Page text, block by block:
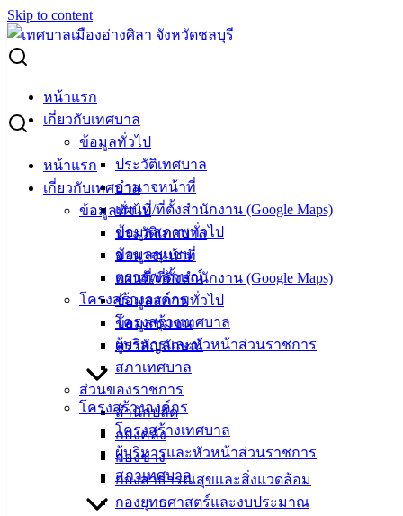
Skip to content
หน้าแรก
เกี่ยวกับเทศบาล
ข้อมูลทั่วไป
ประวัติเทศบาล
อำนาจหน้าที่
แผนที่/ที่ตั้งสำนักงาน (Google Maps)
ข้อมูลสภาพทั่วไป
ข้อมูลชุมชน
ตราสัญลักษณ์
โครงสร้างองค์กร
โครงสร้างเทศบาล
ผู้บริหารและหัวหน้าส่วนราชการ
สภาเทศบาล
ส่วนของราชการ
สำนักปลัด
กองคลัง
กองช่าง
กองสาธารณสุขและสิ่งแวดล้อม
กองยุทธศาสตร์และงบประมาณ
หน้าแรก
เกี่ยวกับเทศบาล
ข้อมูลทั่วไป
ประวัติเทศบาล
อำนาจหน้าที่
แผนที่/ที่ตั้งสำนักงาน (Google Maps)
ข้อมูลสภาพทั่วไป
ข้อมูลชุมชน
ตราสัญลักษณ์
โครงสร้างองค์กร
โครงสร้างเทศบาล
ผู้บริหารและหัวหน้าส่วนราชการ
สภาเทศบาล
Search for:
รายงานผลการดำเนินการศูนย์ข้อมูลข่าวสารของราชการ
เทศบาลเมืองอ่างศิลา ประจำปีงบประมาณ พ.ศ.2564
รายงานผลการดำเนินการศูนย์ข้อมูล
ข่าวสารของราชการ เทศบาลเมืองอ่างศิลา
ประจำปีงบประมาณ พ.ศ.2564
ตุลาคม 8, 2021เมษายน 20, 2022 vichakarn
รายงานผลการดำเนินการศูนย์ข้อมูลข่าวสารของราชการ-
เทศบาลเมืองอ่างศิลา ประจำปีงบประมาณ พ.ศ.2564
เทศบาล